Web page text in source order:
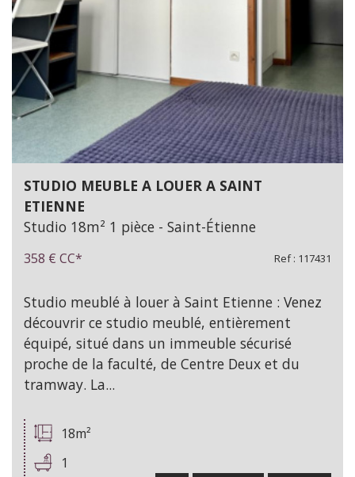
STUDIO MEUBLE A LOUER A SAINT
ETIENNE
Studio 18m² 1 pièce - Saint-Étienne
358 € CC* Ref : 117431
Studio meublé à louer à Saint Etienne : Venez
découvrir ce studio meublé, entièrement
équipé, situé dans un immeuble sécurisé
proche de la faculté, de Centre Deux et du
tramway. La...
18m²
1